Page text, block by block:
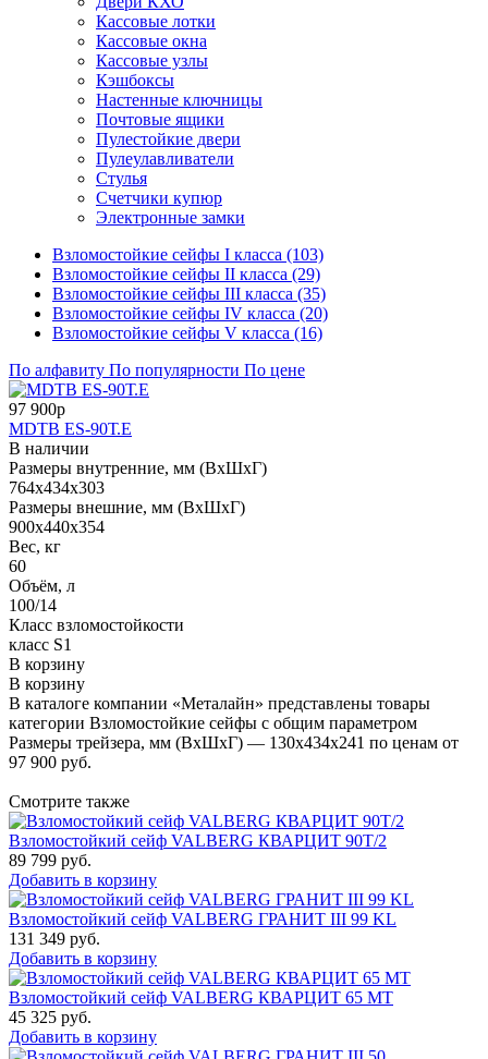
Кассовые лотки
Кассовые окна
Кассовые узлы
Кэшбоксы
Настенные ключницы
Почтовые ящики
Пулестойкие двери
Пулеулавливатели
Стулья
Счетчики купюр
Электронные замки
Взломостойкие сейфы I класса (103)
Взломостойкие сейфы II класса (29)
Взломостойкие сейфы III класса (35)
Взломостойкие сейфы IV класса (20)
Взломостойкие сейфы V класса (16)
По алфавиту По популярности По цене
97 900р
MDTB ES-90Т.Е
В наличии
Размеры внутренние, мм (ВхШхГ)
764x434x303
Размеры внешние, мм (ВхШхГ)
900x440x354
Вес, кг
60
Объём, л
100/14
Класс взломостойкости
класс S1
В корзину
В корзину
В каталоге компании «Металайн» представлены товары
категории Взломостойкие сейфы с общим параметром
Размеры трейзера, мм (ВхШхГ) — 130х434х241 по ценам от
97 900 руб.
Смотрите также
Взломостойкий сейф VALBERG КВАРЦИТ 90Т/2
89 799 руб.
Добавить в корзину
Взломостойкий сейф VALBERG ГРАНИТ III 99 KL
131 349 руб.
Добавить в корзину
Взломостойкий сейф VALBERG КВАРЦИТ 65 МТ
45 325 руб.
Добавить в корзину